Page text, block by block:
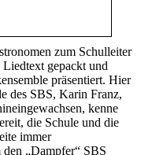
zum Schulleiter
gepackt und
präsentiert. Hier
des SBS, Karin Franz,
kenne
die Schule und die
immer
„Dampfer“ SBS